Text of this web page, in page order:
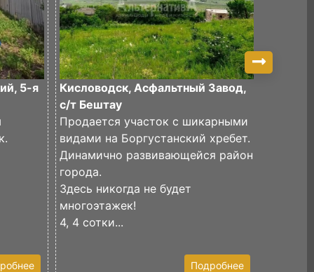
5-я
Кисловодск, Асфальтный Завод,
с/т Бештау
Продается участок с шикарными
видами на Боргустанский хребет.
Динамично развивающейся район
города.
Здесь никогда не будет
многоэтажек!
4, 4 сотки...
Подробнее